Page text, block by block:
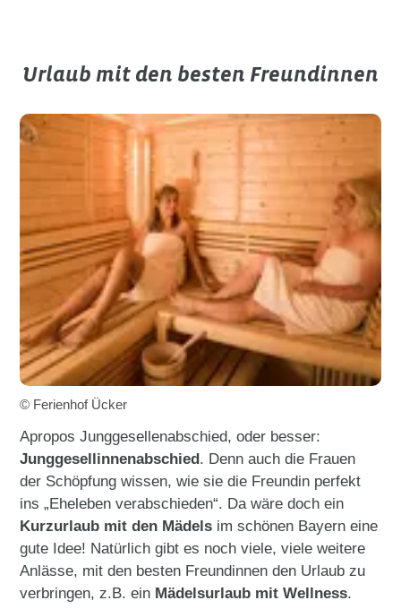
Urlaub mit den besten Freundinnen
© Ferienhof Ücker
Apropos Junggesellenabschied, oder besser:
Junggesellinnenabschied. Denn auch die Frauen
der Schöpfung wissen, wie sie die Freundin perfekt
ins „Eheleben verabschieden“. Da wäre doch ein
Kurzurlaub mit den Mädels im schönen Bayern eine
gute Idee! Natürlich gibt es noch viele, viele weitere
Anlässe, mit den besten Freundinnen den Urlaub zu
verbringen, z.B. ein Mädelsurlaub mit Wellness.